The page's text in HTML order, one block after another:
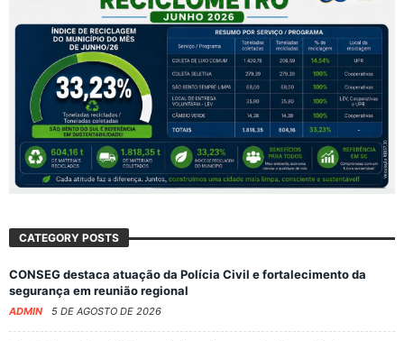
CATEGORY POSTS
CONSEG destaca atuação da Polícia Civil e fortalecimento da
segurança em reunião regional
ADMIN 5 DE AGOSTO DE 2026